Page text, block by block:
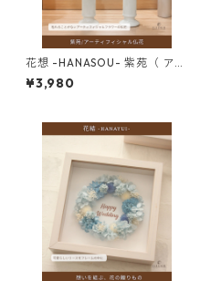
花想 -HANASOU- 紫苑（ アー
ティフィシャルフラワー仏
花）
¥3,980